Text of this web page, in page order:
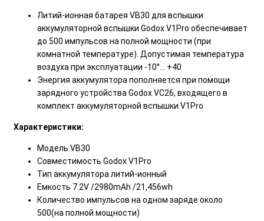
Литий-ионная батарея VB30 для вспышки
аккумуляторной вспышки Godox V1Pro обеспечивает
до 500 импульсов на полной мощности (при
комнатной температуре). Допустимая температура
воздуха при эксплуатации -10°… +40
Энергия аккумулятора пополняется при помощи
зарядного устройства Godox VC26, входящего в
комплект аккумуляторной вспышки V1Pro
Характеристики:
Модель VB30
Совместимость Godox V1Pro
Тип аккумулятора литий-ионный
Емкость 7.2V /2980mAh /21,456wh
Количество импульсов на одном заряде около
500(на полной мощности)